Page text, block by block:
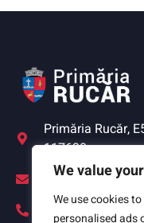
We value
We use cookies
personalised ads
Primăria Rucăr,
117630
rucar@ag.e-
0248542830